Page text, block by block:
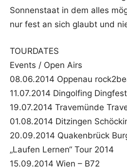
Sonnenstaat in dem alles
nur fest an sich glaubt und
TOURDATES
Events / Open Airs
08.06.2014 Oppenau
11.07.2014 Dingolfing Dingfest
19.07.2014 Travemünde
01.08.2014 Ditzingen
20.09.2014 Quakenbrück
„Laufen Lernen“ Tour 2014
15.09.2014 Wien – B72